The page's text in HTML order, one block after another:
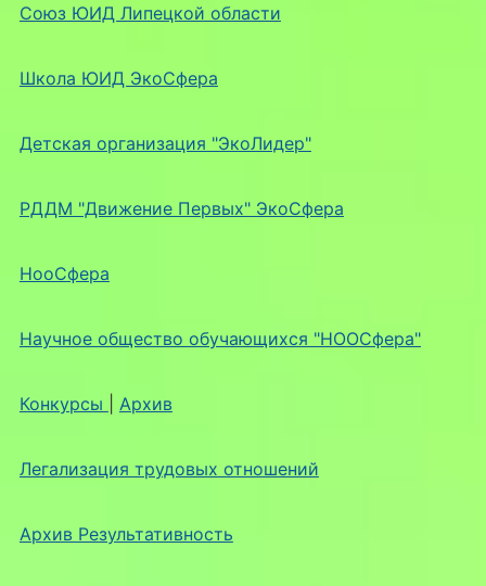
Союз ЮИД Липецкой области
Школа ЮИД ЭкоСфера
Детская организация "ЭкоЛидер"
РДДМ "Движение Первых" ЭкоСфера
НооСфера
Научное общество обучающихся "НООСфера"
Конкурсы Архив
Легализация трудовых отношений
Архив Результативность